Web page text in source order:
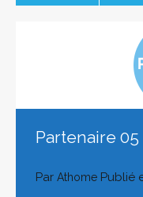
Partenaire 05
Par Athome Publié